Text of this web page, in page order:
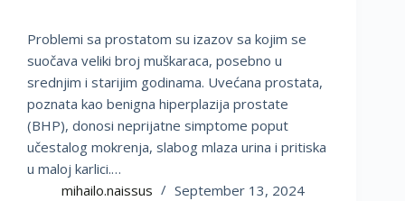
Problemi sa prostatom su izazov sa kojim se
suočava veliki broj muškaraca, posebno u
srednjim i starijim godinama. Uvećana prostata,
poznata kao benigna hiperplazija prostate
(BHP), donosi neprijatne simptome poput
učestalog mokrenja, slabog mlaza urina i pritiska
u maloj karlici.…
mihailo.naissus
September 13, 2024